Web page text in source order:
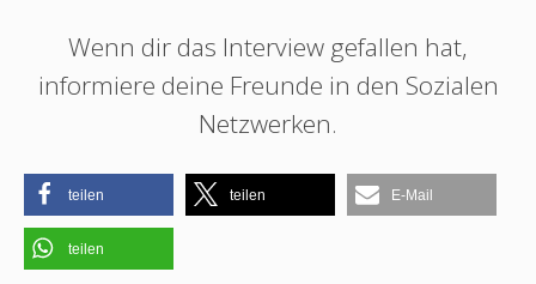
Wenn dir das Interview gefallen hat,
informiere deine Freunde in den Sozialen
Netzwerken.
teilen teilen E-Mail
teilen